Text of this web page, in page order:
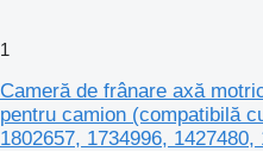
1
Cameră de frânare axă
pentru camion (compatibilă
1802657, 1734996,